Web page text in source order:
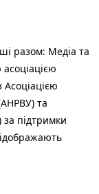
разом: Медіа та
Асоціацією
та
за підтримки